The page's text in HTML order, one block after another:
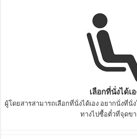
เลือกที่นั่งได้เอ
ผู้โดยสารสามารถเลือกที่นั่งได้เอง อยากนั่งที่นั่
ทางไปซื้อตั๋วที่จุดข